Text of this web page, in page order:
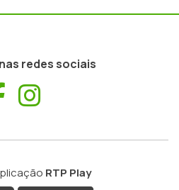
redes sociais
Facebook
RTP Play